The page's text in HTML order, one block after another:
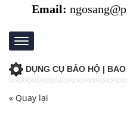
Email:
DỤNG CỤ BẢO HỘ |
« Quay lại